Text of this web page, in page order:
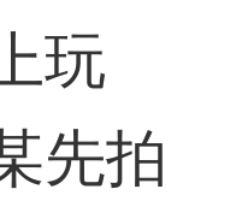
玩
先拍